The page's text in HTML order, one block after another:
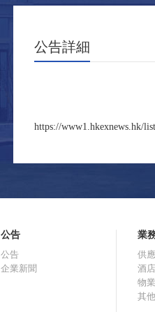
公告詳細
https://www1.hkexnews.hk/
公告
公告
企業新聞
業
供
酒
物
其